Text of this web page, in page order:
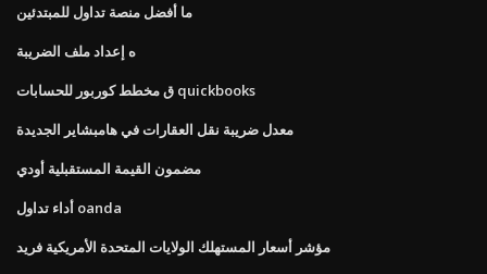
ما أفضل منصة تداول للمبتدئين
ه إعداد ملف الضريبة
ق مخطط كوربور للحسابات quickbooks
معدل ضريبة نقل العقارات في هامبشاير الجديدة
مضمون القيمة المستقبلية أودي
أداء تداول oanda
مؤشر أسعار المستهلك الولايات المتحدة الأمريكية فريد